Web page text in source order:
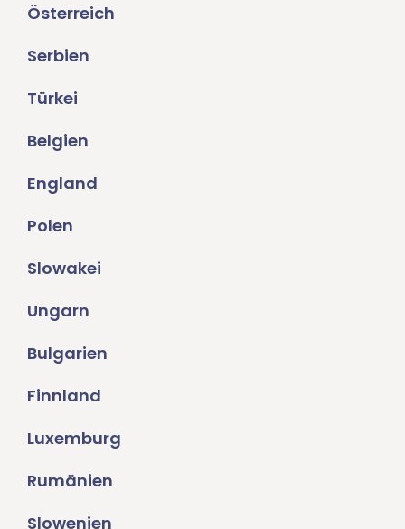
Österreich
Serbien
Türkei
Belgien
England
Polen
Slowakei
Ungarn
Bulgarien
Finnland
Luxemburg
Rumänien
Slowenien